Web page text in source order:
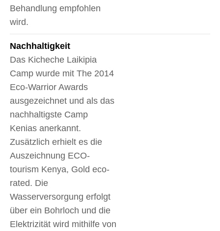
Behandlung empfohlen
wird.
Nachhaltigkeit
Das Kicheche Laikipia
Camp wurde mit The 2014
Eco-Warrior Awards
ausgezeichnet und als das
nachhaltigste Camp
Kenias anerkannt.
Zusätzlich erhielt es die
Auszeichnung ECO-
tourism Kenya, Gold eco-
rated. Die
Wasserversorgung erfolgt
über ein Bohrloch und die
Elektrizität wird mithilfe von